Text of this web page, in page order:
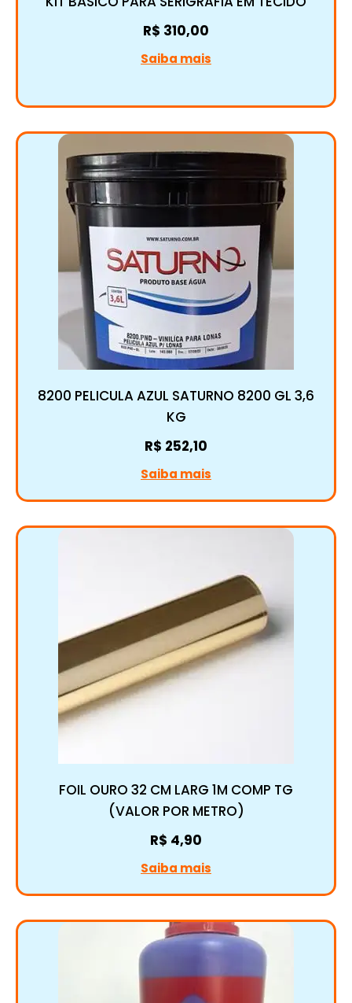
R$ 310,00
Saiba mais
8200 PELICULA AZUL SATURNO 8200 GL 3,6
KG
R$ 252,10
Saiba mais
FOIL OURO 32 CM LARG 1M COMP TG
(VALOR POR METRO)
R$ 4,90
Saiba mais